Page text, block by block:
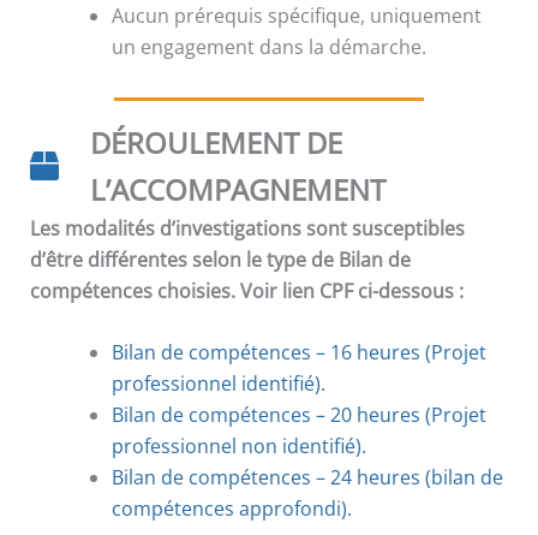
Aucun prérequis spécifique, uniquement
un engagement dans la démarche.
DÉROULEMENT DE
L’ACCOMPAGNEMENT
Les modalités d’investigations sont susceptibles
d’être différentes selon le type de Bilan de
compétences choisies. Voir lien CPF ci-dessous :
Bilan de compétences – 16 heures (Projet
professionnel identifié).
Bilan de compétences –20 heures (Projet
professionnel non identifié).
Bilan de compétences – 24 heures (bilan de
compétences approfondi).